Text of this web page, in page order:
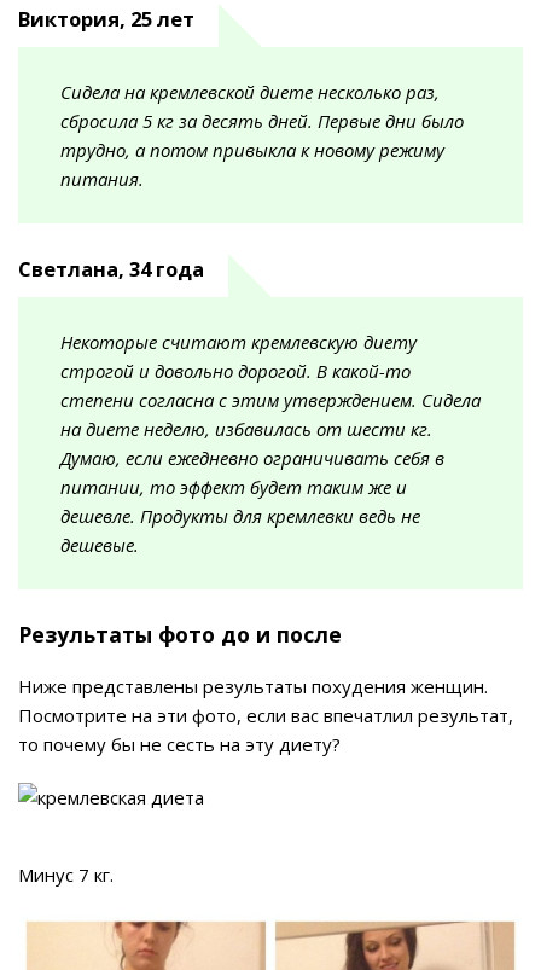
Виктория, 25 лет
Сидела на кремлевской диете несколько раз,
сбросила 5 кг за десять дней. Первые дни было
трудно, а потом привыкла к новому режиму
питания.
Светлана, 34 года
Некоторые считают кремлевскую диету
строгой и довольно дорогой. В какой-то
степени согласна с этим утверждением. Сидела
на диете неделю, избавилась от шести кг.
Думаю, если ежедневно ограничивать себя в
питании, то эффект будет таким же и
дешевле. Продукты для кремлевки ведь не
дешевые.
Результаты фото до и после
Ниже представлены результаты похудения женщин.
Посмотрите на эти фото, если вас впечатлил результат,
то почему бы не сесть на эту диету?
Минус 7 кг.